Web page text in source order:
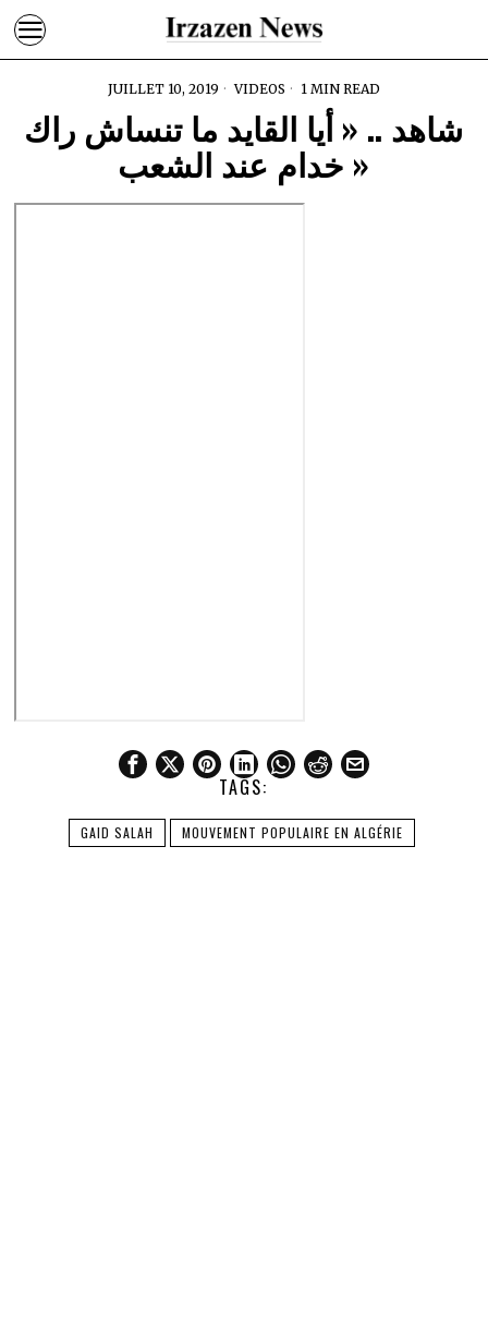
JUILLET 10, 2019 VIDEOS 1 MIN READ
شاهد .. « أيا القايد ما تنساش راك
خدام عند الشعب »
TAGS:
GAID SALAH MOUVEMENT POPULAIRE EN ALGÉRIE